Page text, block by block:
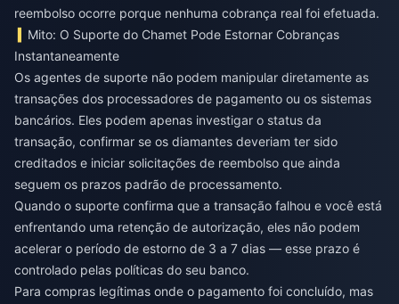
reembolso ocorre porque nenhuma cobrança real foi efetuada.
Mito: O Suporte do Chamet Pode Estornar Cobranças
Instantaneamente
Os agentes de suporte não podem manipular diretamente as
transações dos processadores de pagamento ou os sistemas
bancários. Eles podem apenas investigar o status da
transação, confirmar se os diamantes deveriam ter sido
creditados e iniciar solicitações de reembolso que ainda
seguem os prazos padrão de processamento.
Quando o suporte confirma que a transação falhou e você está
enfrentando uma retenção de autorização, eles não podem
acelerar o período de estorno de 3 a 7 dias — esse prazo é
controlado pelas políticas do seu banco.
Para compras legítimas onde o pagamento foi concluído, mas